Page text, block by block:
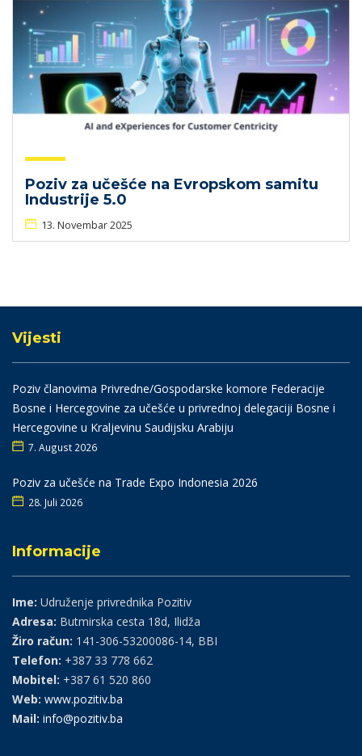
Poziv za učešće na Evropskom samitu
Industrije 5.0
13. Novembar 2025
Vijesti
Poziv članovima Privredne/Gospodarske komore Federacije
Bosne i Hercegovine za učešće u privrednoj delegaciji Bosne i
Hercegovine u Kraljevinu Saudijsku Arabiju
7. August 2026
Poziv za učešće na Trade Expo Indonesia 2026
28. Juli 2026
Informacije
Ime: Udruženje privrednika Pozitiv
Adresa: Butmirska cesta 18d, Ilidža
Žiro račun: 141-306-53200086-14, BBI
Telefon: +387 33 778 662
Mobitel: +387 61 520 860
Web: www.pozitiv.ba
Mail: info@pozitiv.ba